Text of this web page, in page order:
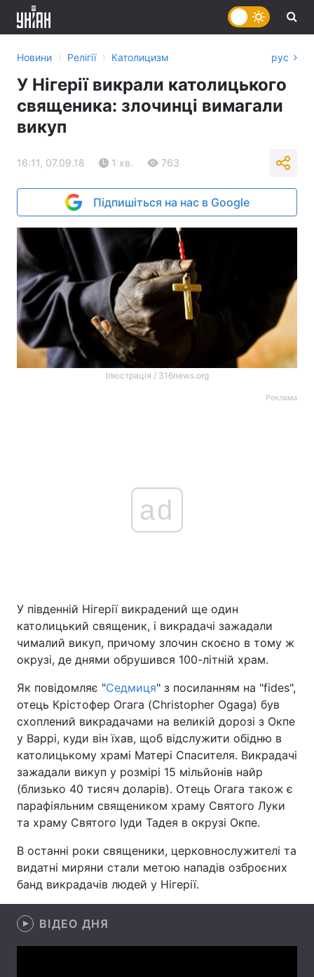
Головна Війна
Україна Політика
Економіка Світ
Спорт Наука
Техно і зв'язок Лайт
Здоров'я Туризм
Цікавинки Погода
Новини › Релігії › Католицизм рус
У Нігерії викрали католицького
священика: злочинці вимагали
викуп
16:11, 07.09.18 1 хв. 763
Підпишіться на нас в Google
Ілюстрація / 316news.org
Реклама
ad
У південній Нігерії викрадений ще один
католицький священик, і викрадачі зажадали
чималий викуп, причому злочин скоєно в тому ж
окрузі, де днями обрушився 100-літній храм.
Як повідомляє "Седмиця" з посиланням на "fides",
отець Крістофер Огага (Christopher Ogaga) був
схоплений викрадачами на великій дорозі з Окпе
у Варрі, куди він їхав, щоб відслужити обідню в
католицькому храмі Матері Спасителя. Викрадачі
зажадали викуп у розмірі 15 мільйонів найр
(близько 40 тисяч доларів). Отець Огага також є
парафіяльним священиком храму Святого Луки
та храму Святого Іуди Тадея в окрузі Окпе.
В останні роки священики, церковнослужителі та
видатні миряни стали метою нападів озброєних
банд викрадачів людей у Нігерії.
ВІДЕО ДНЯ